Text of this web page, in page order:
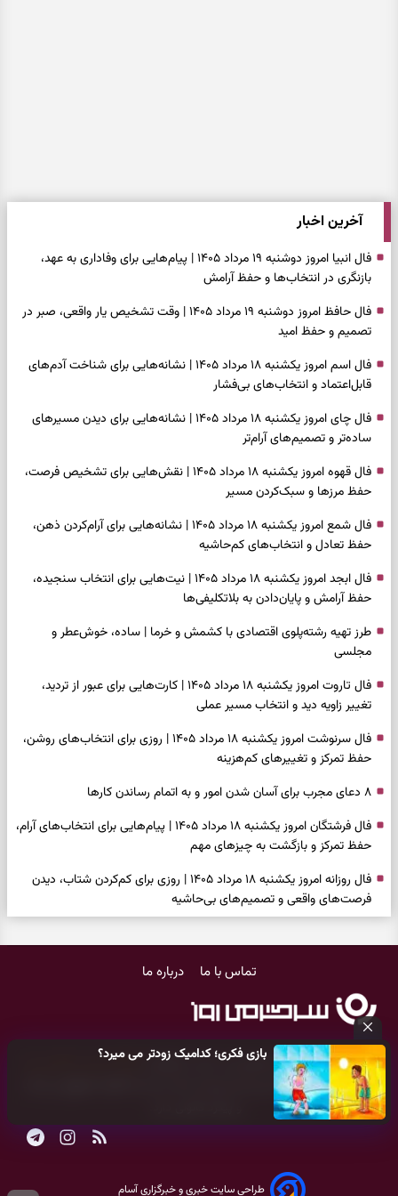
بازی فکری؛ کدامیک زودتر می میرد؟
آخرین اخبار
فال انبیا امروز دوشنبه ۱۹ مرداد ۱۴۰۵ | پیام‌هایی برای وفاداری به عهد،
بازنگری در انتخاب‌ها و حفظ آرامش
فال حافظ امروز دوشنبه ۱۹ مرداد ۱۴۰۵ | وقت تشخیص یار واقعی، صبر در
تصمیم و حفظ امید
فال اسم امروز یکشنبه ۱۸ مرداد ۱۴۰۵ | نشانه‌هایی برای شناخت آدم‌های
قابل‌اعتماد و انتخاب‌های بی‌فشار
فال چای امروز یکشنبه ۱۸ مرداد ۱۴۰۵ | نشانه‌هایی برای دیدن مسیرهای
ساده‌تر و تصمیم‌های آرام‌تر
فال قهوه امروز یکشنبه ۱۸ مرداد ۱۴۰۵ | نقش‌هایی برای تشخیص فرصت،
حفظ مرزها و سبک‌کردن مسیر
فال شمع امروز یکشنبه ۱۸ مرداد ۱۴۰۵ | نشانه‌هایی برای آرام‌کردن ذهن،
حفظ تعادل و انتخاب‌های کم‌حاشیه
فال ابجد امروز یکشنبه ۱۸ مرداد ۱۴۰۵ | نیت‌هایی برای انتخاب سنجیده،
حفظ آرامش و پایان‌دادن به بلاتکلیفی‌ها
طرز تهیه رشته‌پلوی اقتصادی با کشمش و خرما | ساده، خوش‌عطر و
مجلسی
فال تاروت امروز یکشنبه ۱۸ مرداد ۱۴۰۵ | کارت‌هایی برای عبور از تردید،
تغییر زاویه دید و انتخاب مسیر عملی
فال سرنوشت امروز یکشنبه ۱۸ مرداد ۱۴۰۵ | روزی برای انتخاب‌های روشن،
حفظ تمرکز و تغییرهای کم‌هزینه
۸ دعای مجرب برای آسان شدن امور و به اتمام رساندن کار‌ها
فال فرشتگان امروز یکشنبه ۱۸ مرداد ۱۴۰۵ | پیام‌هایی برای انتخاب‌های آرام،
حفظ تمرکز و بازگشت به چیزهای مهم
فال روزانه امروز یکشنبه ۱۸ مرداد ۱۴۰۵ | روزی برای کم‌کردن شتاب، دیدن
فرصت‌های واقعی و تصمیم‌های بی‌حاشیه
واقعی، کم‌کردن بار اضافه و تصمیم بدون عجله
حفظ چیزهایی که ارزش ماندن دارند
دعای نجات از گرفتاری، غم و فقر؛ وقتی راه‌ها بسته شد این دعای معتبر را
بخوانید
فال فرشتگان امروز شنبه ۱۷ مرداد ۱۴۰۵ | پیام‌هایی برای شروع سنجیده،
تماس با ما درباره ما
کلیه حقوق مادی و معنوی این سایت متعلق بهپایگاه خبری سرگرمی روز
می‌باشد و هر گونه کپی‌برداری توسط دیگر سایت‌ها
طراحی سایت خبری و خبرگزاری آسام